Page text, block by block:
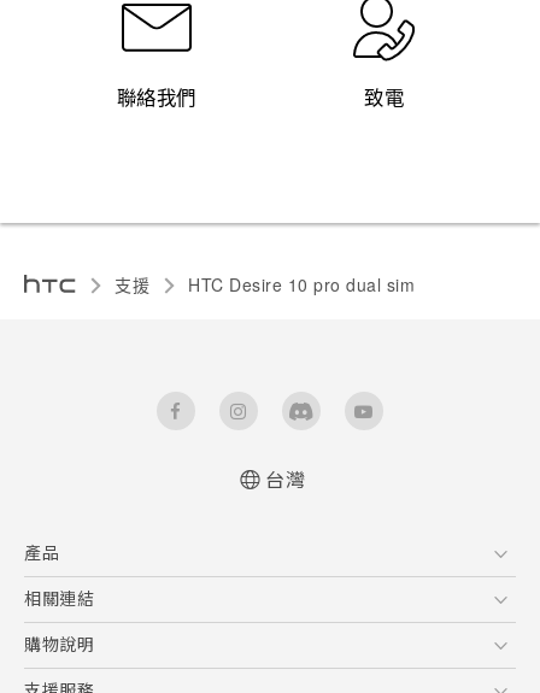
聯絡我們 致電
支援 HTC Desire 10 pro dual sim‎
台灣
產品
5G
智慧型手機
配件
相關連結
HTC Research
購物說明
購物須知